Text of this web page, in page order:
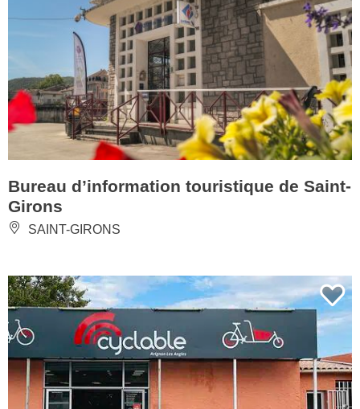
Bureau d’information touristique de Saint-
Girons
SAINT-GIRONS